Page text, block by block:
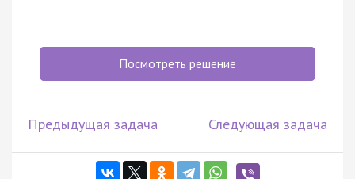
Посмотреть решение
Предыдущая задача Следующая задача